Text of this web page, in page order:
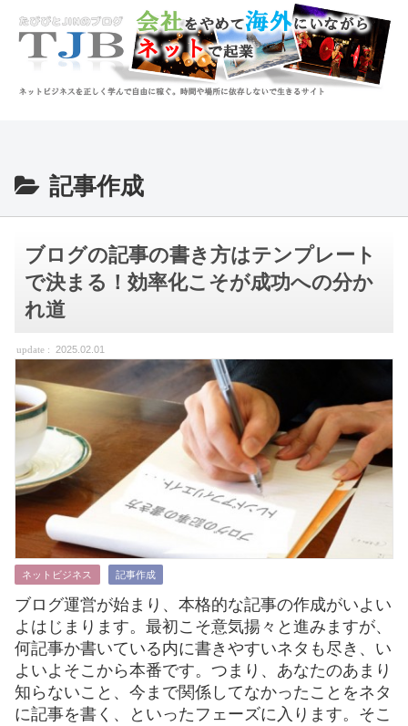
記事作成
ブログの記事の書き方はテンプレート
で決まる！効率化こそが成功への分か
れ道
2025.02.01
ネットビジネス 記事作成
ブログ運営が始まり、本格的な記事の作成がいよい
よはじまります。最初こそ意気揚々と進みますが、
何記事か書いている内に書きやすいネタも尽き、い
よいよそこから本番です。つまり、あなたのあまり
知らないこと、今まで関係してなかったことをネタ
に記事を書く、といったフェーズに入ります。そこ